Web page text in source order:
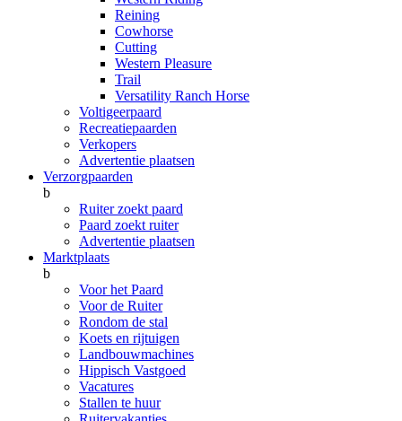
Reining
Cowhorse
Cutting
Western Pleasure
Trail
Versatility Ranch Horse
Voltigeerpaard
Recreatiepaarden
Verkopers
Advertentie plaatsen
Verzorgpaarden
b
Ruiter zoekt paard
Paard zoekt ruiter
Advertentie plaatsen
Marktplaats
b
Voor het Paard
Voor de Ruiter
Rondom de stal
Koets en rijtuigen
Landbouwmachines
Hippisch Vastgoed
Vacatures
Stallen te huur